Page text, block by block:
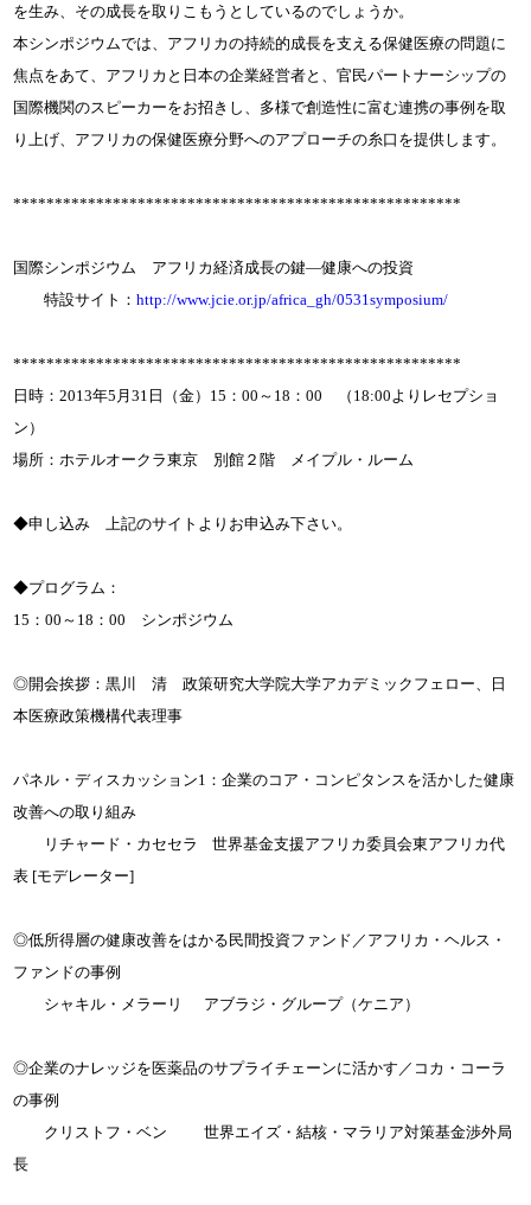
を生み、その成長を取りこもうとしているのでしょうか。
本シンポジウムでは、アフリカの持続的成長を支える保健医療の問題に
焦点をあて、アフリカと日本の企業経営者と、官民パートナーシップの
国際機関のスピーカーをお招きし、多様で創造性に富む連携の事例を取
り上げ、アフリカの保健医療分野へのアプローチの糸口を提供します。
******************************************************
国際シンポジウム アフリカ経済成長の鍵―健康への投資
特設サイト：http://www.jcie.or.jp/africa_gh/0531symposium/
******************************************************
日時：2013年5月31日（金）15：00～18：00 （18:00よりレセプショ
ン）
場所：ホテルオークラ東京 別館２階 メイプル・ルーム
◆申し込み 上記のサイトよりお申込み下さい。
◆プログラム：
15：00～18：00 シンポジウム
◎開会挨拶：黒川 清 政策研究大学院大学アカデミックフェロー、日
本医療政策機構代表理事
パネル・ディスカッション1：企業のコア・コンピタンスを活かした健康
改善への取り組み
リチャード・カセセラ 世界基金支援アフリカ委員会東アフリカ代
表 [モデレーター]
◎低所得層の健康改善をはかる民間投資ファンド／アフリカ・ヘルス・
ファンドの事例
シャキル・メラーリ アブラジ・グループ（ケニア）
◎企業のナレッジを医薬品のサプライチェーンに活かす／コカ・コーラ
の事例
クリストフ・ベン 世界エイズ・結核・マラリア対策基金渉外局
長